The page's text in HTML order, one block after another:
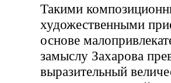
Такими
художественными
основе
замыслу Захарова
выразительный